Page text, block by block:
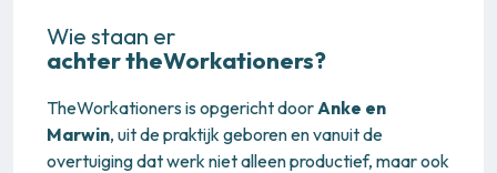
Wie staan er
achter theWorkationers?
TheWorkationers is opgericht door Anke en
Marwin, uit de praktijk geboren en vanuit de
overtuiging dat werk niet alleen productief, maar ook